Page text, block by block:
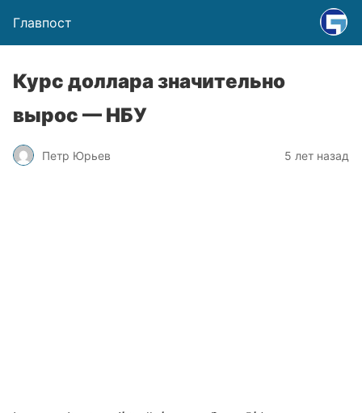
Главпост
Курс доллара значительно
вырос — НБУ
Петр Юрьев 5 лет назад